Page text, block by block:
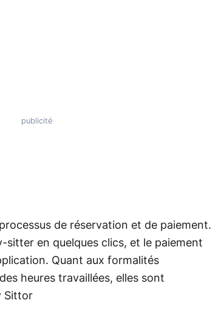
de réservation et de paiement.
sitter en quelques clics, et le paiement
Quant aux formalités
heures travaillées, elles sont
Sittor